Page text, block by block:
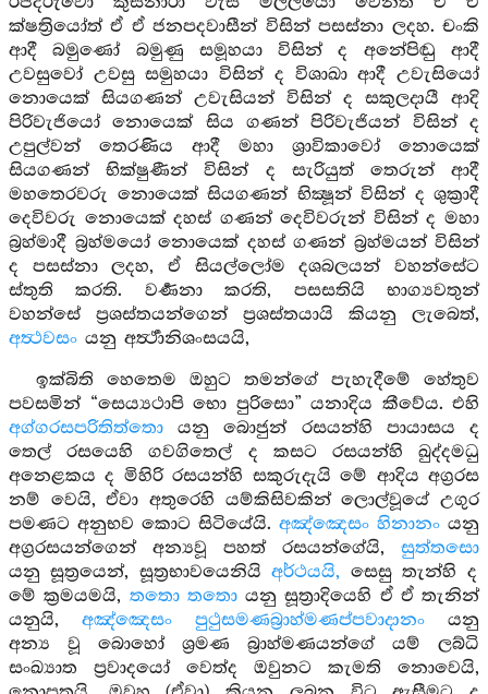
ක්ෂත්‍රියෝත් ඒ ඒ ජනපදවාසීන් විසින් පසස්නා ලදහ. චංකි
ආදී බමුණෝ බමුණු සමූහයා විසින් ද අනේපිඬු ආදී
උවසුවෝ උවසු සමුහයා විසින් ද විශාඛා ආදී උවැසියෝ
නොයෙක් සියගණන් උවැසියන් විසින් ද සකුලදායී ආදි
පිරිවැජියෝ නොයෙක් සිය ගණන් පිරිවැජියන් විසින් ද
උපුල්වන් තෙරණිය ආදී මහා ශ්‍රාවිකාවෝ නොයෙක්
සියගණන් භික්ෂුණීන් විසින් ද සැරියුත් තෙරුන් ආදී
මහතෙරවරු නොයෙක් සියගණන් භික්‍ෂූන් විසින් ද ශුක්‍රාදී
දෙවිවරු නොයෙක් දහස් ගණන් දෙවිවරුන් විසින් ද මහා
බ්‍රහ්මාදී බ්‍රහ්මයෝ නොයෙක් දහස් ගණන් බ්‍රහ්මයන් විසින්
ද පසස්නා ලදහ, ඒ සියල්ලෝම දශබලයන් වහන්සේට
ස්තුති කරති. වර්‍ණනා කරති, පසසතියි භාග්‍යවතුන්
වහන්සේ ප්‍රශස්තයන්ගෙන් ප්‍රශස්තයායි කියනු ලැබෙත්,
අත්‍ථවසං යනු අර්‍ත්‍ථානිශංසයයි,
ඉක්බිති හෙතෙම ඔහුට තමන්ගේ පැහැදීමේ හේතුව
පවසමින් “සෙය්‍යථාපි භො පුරිසො” යනාදිය කීවේය. එහි
අග්ගරසපරිතිත්තො යනු බොජුන් රසයන්හි පායාසය ද
තෙල් රසයෙහි ගවගිතෙල් ද කසට රසයන්හි ඛුද්දමධු
අනෙළකය ද මිහිරි රසයන්හි සකුරුදැයි මේ ආදිය අග්‍රරස
නම් වෙයි, ඒවා අතුරෙහි යම්කිසිවකින් ලොල්වූයේ උගුර
පමණට අනුභව කොට සිටියේයි. අඤ්ඤෙසං හිනානං යනු
අග්‍රරසයන්ගෙන් අන්‍යවූ පහත් රසයන්ගේයි, සුත්තසො
යනු සූත්‍රයෙන්, සූත්‍රභාවයෙනියිඅර්ථයයි, සෙසු තැන්හි ද
මේ ක්‍රමයමයි, තතො තතොයනු සූත්‍රාදියෙහි ඒ ඒ තැනින්
යනුයි, අඤ්ඤෙසං පුථුසමණබ්‍රාහ්මණප්පවාදානං යනු
අන්‍ය වූ බොහෝ ශ්‍රමණ බ්‍රාහ්මණයන්ගේ යම් ලබ්ධි
සංඛ්‍යාත ප්‍රවාදයෝ වෙත්ද ඔවුනට කැමති නොවෙයි,